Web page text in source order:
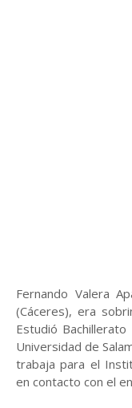
Fernando Valera
(Cáceres), era
Estudió
Universidad de
trabaja para el
en contacto con el